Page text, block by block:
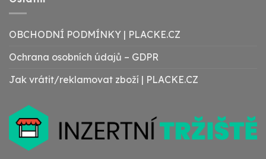
OBCHODNÍ PODMÍNKY | PLACKE.CZ
Ochrana osobních údajů – GDPR
Jak vrátit/reklamovat zboží | PLACKE.CZ